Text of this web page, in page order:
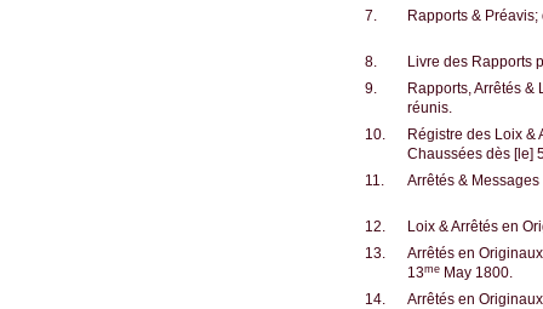
7.
Rapports & Préavis;
8.
Livre des Rapports
9.
Rapports, Arrêtés
réunis.
10.
Régistre des Loix &
Chaussées dès [le]
11.
Arrêtés & Messages
12.
Loix & Arrêtés en
13.
Arrêtés en
13meMay 1800.
14.
Arrêtés en